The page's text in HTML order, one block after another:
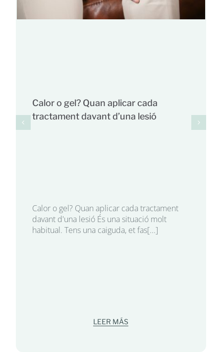
Calor o gel? Quan aplicar cada
tractament davant d’una lesió
Calor o gel? Quan aplicar cada tractament
davant d'una lesió És una situació molt
habitual. Tens una caiguda, et fas[...]
LEER MÁS